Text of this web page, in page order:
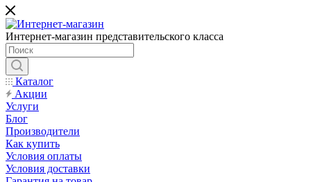
Интернет-магазин представительского класса
Каталог
Акции
Услуги
Блог
Производители
Как купить
Условия оплаты
Условия доставки